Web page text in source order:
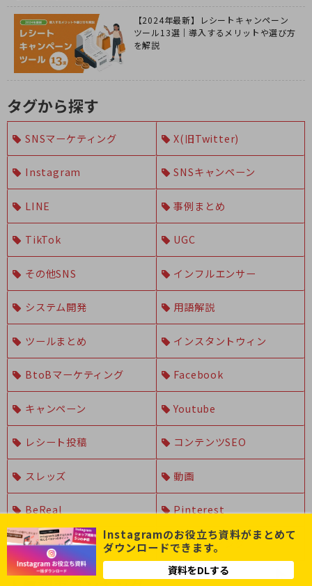
【2024年最新】レシートキャンペーン
ツール13選｜導入するメリットや選び方
を解説
タグから探す
SNSマーケティング X(旧Twitter)
Instagram SNSキャンペーン
LINE 事例まとめ
TikTok UGC
その他SNS インフルエンサー
システム開発 用語解説
ツールまとめ インスタントウィン
BtoBマーケティング Facebook
キャンペーン Youtube
レシート投稿 コンテンツSEO
スレッズ 動画
BeReal Pinterest
セミナーレポート ブランディング
Instagramのお役立ち資料がまとめて
ダウンロードできます。
資料をDLする